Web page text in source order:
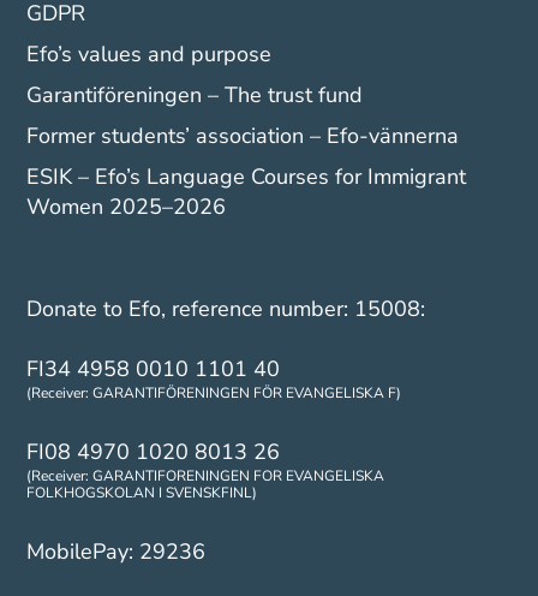
GDPR
Efo’s values and purpose
Garantiföreningen – The trust fund
Former students’ association – Efo-vännerna
ESIK – Efo’s Language Courses for Immigrant
Women 2025–2026
Donate to Efo, reference number: 15008:
FI34 4958 0010 1101 40
(Receiver: GARANTIFÖRENINGEN FÖR EVANGELISKA F)
FI08 4970 1020 8013 26
(Receiver: GARANTIFORENINGEN FOR EVANGELISKA
FOLKHOGSKOLAN I SVENSKFINL)
MobilePay: 29236